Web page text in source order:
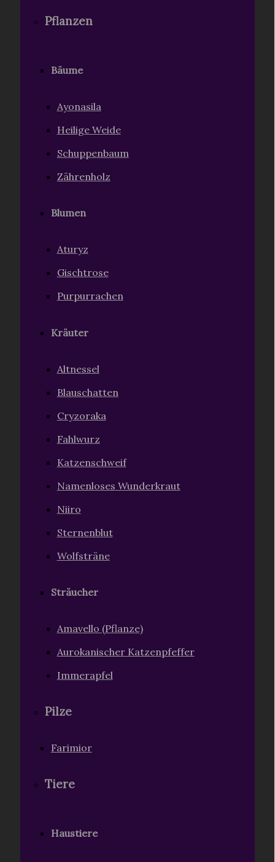
Pflanzen
Bäume
Ayonasila
Heilige Weide
Schuppenbaum
Zährenholz
Blumen
Aturyz
Gischtrose
Purpurrachen
Kräuter
Altnessel
Blauschatten
Cryzoraka
Fahlwurz
Katzenschweif
Namenloses Wunderkraut
Niiro
Sternenblut
Wolfsträne
Sträucher
Amavello (Pflanze)
Aurokanischer Katzenpfeffer
Immerapfel
Pilze
Farimior
Tiere
Haustiere